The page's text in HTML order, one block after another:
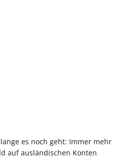
es noch geht: Immer mehr
auf ausländischen Konten